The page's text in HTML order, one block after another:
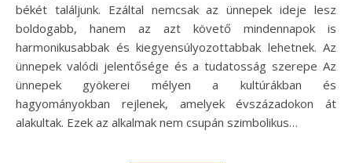
békét találjunk. Ezáltal nemcsak az ünnepek ideje lesz
boldogabb, hanem az azt követő mindennapok is
harmonikusabbak és kiegyensúlyozottabbak lehetnek. Az
ünnepek valódi jelentősége és a tudatosság szerepe Az
ünnepek gyökerei mélyen a kultúrákban és
hagyományokban rejlenek, amelyek évszázadokon át
alakultak. Ezek az alkalmak nem csupán szimbolikus…